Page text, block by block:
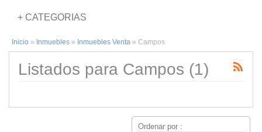
+ CATEGORIAS
Inicio » Inmuebles » Inmuebles Venta » Campos
Listados para Campos (1)
Ordenar por :